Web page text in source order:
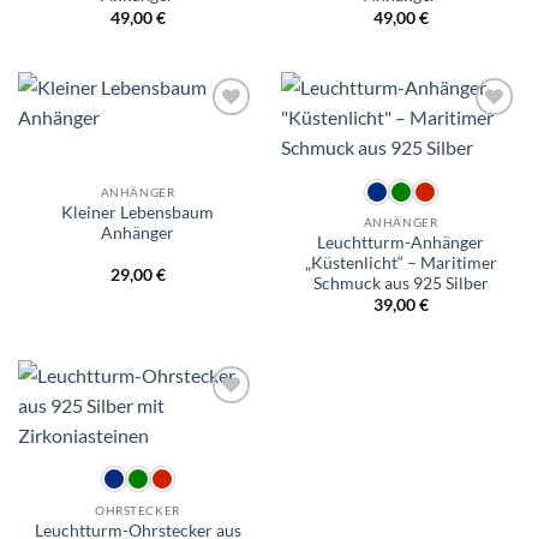
49,00€
49,00€
ANHÄNGER
Kleiner Lebensbaum
Anhänger
29,00€
Wunschliste
ANHÄNGER
Leuchtturm-Anhänger
„Küstenlicht“ – Maritimer
Schmuck aus 925 Silber
39,00€
OHRSTECKER
Leuchtturm-Ohrstecker aus